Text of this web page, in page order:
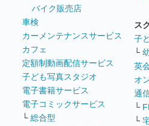
バイク販売店
車検
カーメンテナンスサービス
カフェ
定額制動画配信サービス
子ども写真スタジオ
電子書籍サービス
電子コミックサービス
└ 総合型
ス
子
└
英
オ
通
└
└